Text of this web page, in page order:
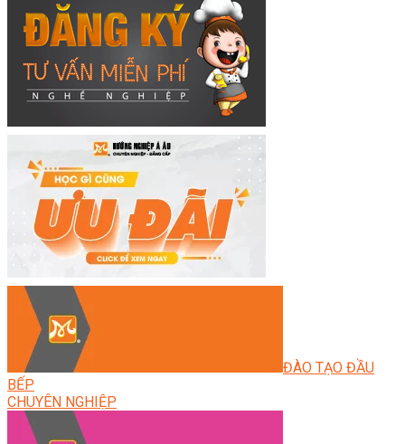
ĐÀO TẠO ĐẦU
BẾP
CHUYÊN NGHIỆP